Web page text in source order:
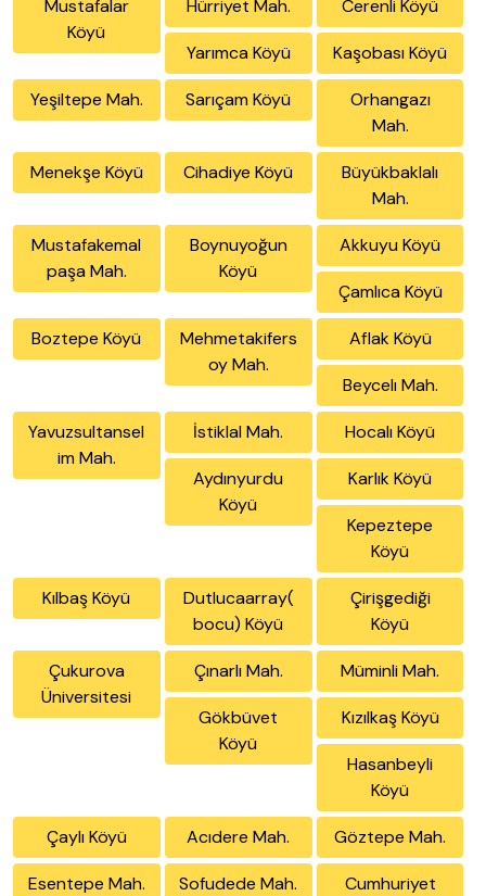
Mustafalar
Köyü
Hürriyet Mah. Cerenli Köyü
Yarımca Köyü Kaşobası Köyü
Yeşiltepe Mah. Sarıçam Köyü
Orhangazı
Mah.
Menekşe Köyü Cihadiye Köyü
Büyükbaklalı
Mah.
Mustafakemal
paşa Mah.
Boynuyoğun
Köyü
Akkuyu Köyü
Çamlıca Köyü
Boztepe Köyü
Mehmetakifers
oy Mah.
Aflak Köyü
Beycelı Mah.
Yavuzsultansel
im Mah.
İstiklal Mah. Hocalı Köyü
Aydınyurdu
Köyü
Karlık Köyü
Kepeztepe
Köyü
Kılbaş Köyü
Dutlucaarray(
bocu) Köyü
Çirişgediği
Köyü
Çukurova
Üniversitesi
Çınarlı Mah. Müminli Mah.
Gökbüvet
Köyü
Kızılkaş Köyü
Hasanbeyli
Köyü
Çaylı Köyü Acıdere Mah. Göztepe Mah.
Esentepe Mah. Sofudede Mah.
Cumhuriyet